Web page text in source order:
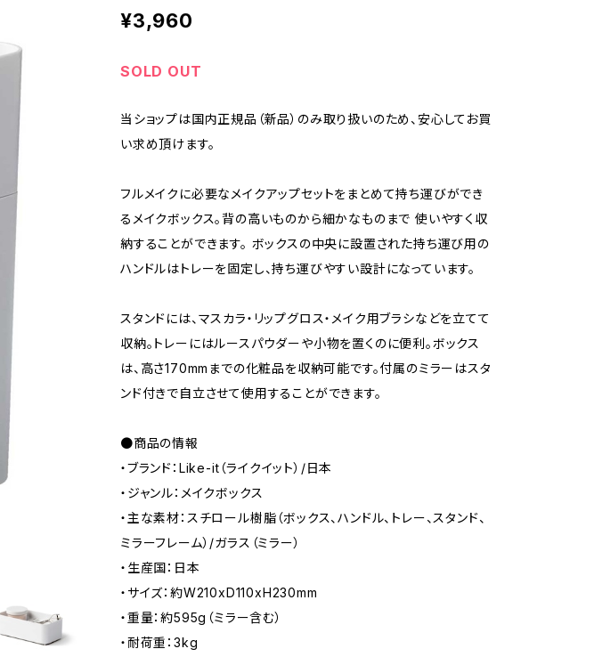
¥3,960
SOLD OUT
当ショップは国内正規品（新品）のみ取り扱いのため、安心してお買
い求め頂けます。
フルメイクに必要なメイクアップセットをまとめて持ち運びができ
るメイクボックス。背の高いものから細かなものまで 使いやすく収
納することができます。 ボックスの中央に設置された持ち運び用の
ハンドルはトレーを固定し、持ち運びやすい設計になっています。
スタンドには、マスカラ・リップグロス・メイク用ブラシなどを立てて
収納。トレーにはルースパウダーや小物を置くのに便利。ボックス
は、高さ170mmまでの化粧品を収納可能です。付属のミラーはスタ
ンド付きで自立させて使用することができます。
●商品の情報
・ブランド：Like-it（ライクイット）/日本
・ジャンル：メイクボックス
・主な素材：スチロール樹脂（ボックス、ハンドル、トレー、スタンド、
ミラーフレーム）/ガラス（ミラー）
・生産国：日本
・サイズ：約W210xD110xH230mm
・重量：約595g（ミラー含む）
・耐荷重：3kg